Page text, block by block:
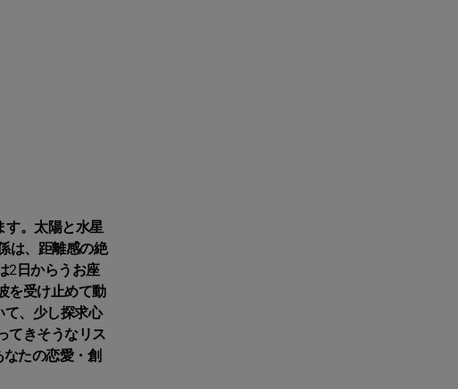
す。太陽と水星
は、距離感の絶
2日からうお座
を受け止めて動
て、少し探求心
てきそうなリス
たの恋愛・創